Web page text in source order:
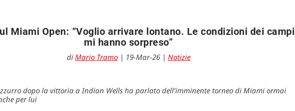
Miami Open: “Voglio arrivare lontano. Le condizioni dei campi
mi hanno sorpreso”
di Mario Tramo| 19-Mar-26| Notizie
dopo la vittoria a Indian Wells ha parlato dell’imminente torneo di Miami ormai
per lui